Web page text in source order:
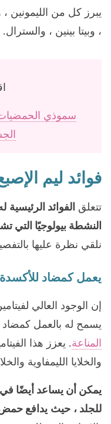
يبرز كل من الليمونين ،
، وبيتا بينين ، والسترال.
سموذي الحمضيات
فوائد ليم
تتعلق الفوائد الرئيسية
النشطة بيولوجيًا
نلقي نظرة عليها
يعمل كمضاد للأكسدة
إن الوجود العالي
يسمح له بالعمل
المناعة. يعزز هذا
والخلايا الليمفاوية
يمكن أن يساعد أيضًا في
للجلد ، حيث يدافع